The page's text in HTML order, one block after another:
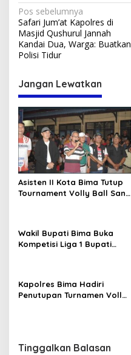
Navigasi
pos
Pos sebelumnya
Safari Jum’at Kapolres di
Masjid Qushurul Jannah
Kandai Dua, Warga: Buatkan
Polisi Tidur
Jangan Lewatkan
Asisten II Kota Bima Tutup
Tournament Volly Ball Santi
Wakil Bupati Bima Buka
Kompetisi Liga 1 Bupati
Kapolres Bima Hadiri
Penutupan Turnamen Volly
Tinggalkan Balasan